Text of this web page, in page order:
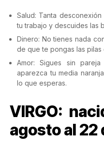
Salud: Tanta
tu trabajo y descuides las
Dinero: No tienes nada
de que te pongas las
Amor: Sigues sin
aparezca tu media
lo que esperas.
VIRGO:
agosto al 22